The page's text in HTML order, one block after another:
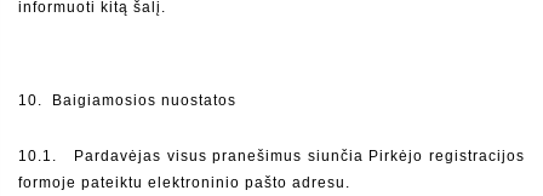
informuoti kitą šalį.
10.  Baigiamosios nuostatos
10.1.   Pardavėjas visus pranešimus siunčia Pirkėjo registracijos
formoje pateiktu elektroninio pašto adresu.